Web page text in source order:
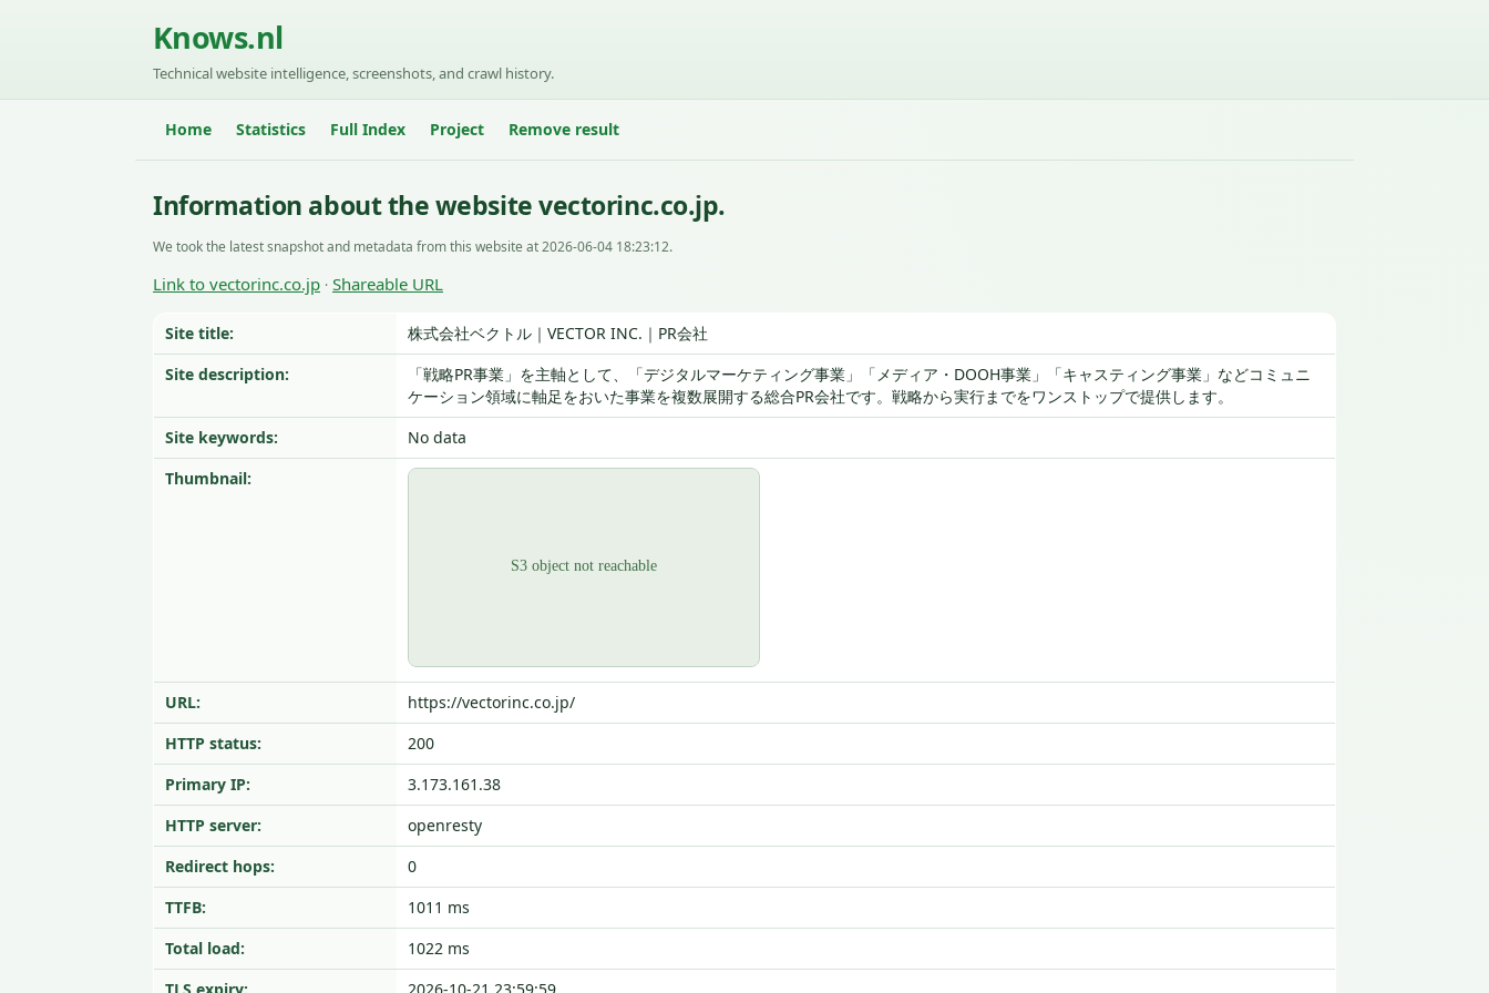
Knows.nl
Technical website intelligence, screenshots, and crawl history.
Home Statistics Full Index Project Remove result
Information about the website vectorinc.co.jp.
We took the latest snapshot and metadata from this website at 2026-06-04 18:23:12.
Link to vectorinc.co.jp · Shareable URL
Site title:
株式会社ベクトル｜VECTOR INC.｜PR会社
Site description:
「戦略PR事業」を主軸として、「デジタルマーケティング事業」「メディア・DOOH事業」「キャスティング事業」などコミュニ
ケーション領域に軸足をおいた事業を複数展開する総合PR会社です。戦略から実行までをワンストップで提供します。
Site keywords:
No data
Thumbnail:
URL:
https://vectorinc.co.jp/
HTTP status:
200
Primary IP:
3.173.161.38
HTTP server:
openresty
Redirect hops:
0
TTFB:
1011 ms
Total load:
1022 ms